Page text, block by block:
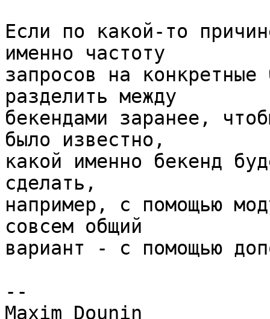
Если по какой-то
именно частоту
запросов на
разделить между
бекендами заранее,
было известно,
какой именно бекенд
сделать,
например, с помощью
совсем общий
вариант - с помощью
--